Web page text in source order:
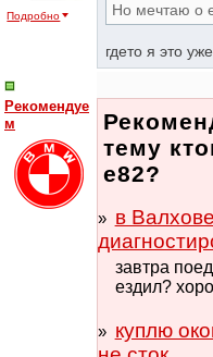
Подробно
Но мечтаю о
гдето я это
Рекомендуе
м
тему
е82?
в
завтра
ездил?
куплю